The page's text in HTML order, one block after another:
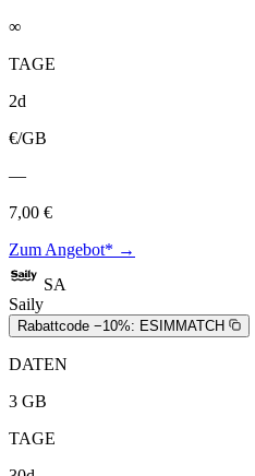
∞
TAGE
2d
€/GB
—
7,00 €
Zum Angebot* →
SA
Saily
Rabattcode −10%: ESIMMATCH
DATEN
3 GB
TAGE